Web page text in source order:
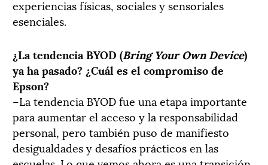
experiencias físicas, sociales y sensoriales
esenciales.
¿La tendencia BYOD (Bring Your Own Device)
ya ha pasado? ¿Cuál es el compromiso de
Epson?
–La tendencia BYOD fue una etapa importante
para aumentar el acceso y la responsabilidad
personal, pero también puso de manifiesto
desigualdades y desafíos prácticos en las